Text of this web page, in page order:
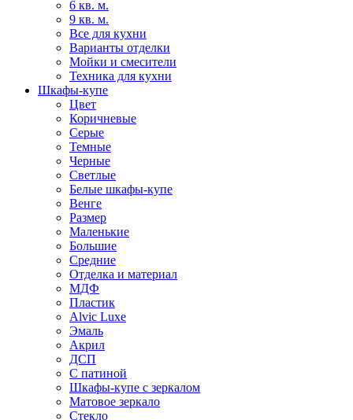
6 кв. м.
9 кв. м.
Все для кухни
Варианты отделки
Мойки и смесители
Техника для кухни
Шкафы-купе
Цвет
Коричневые
Серые
Темные
Черные
Светлые
Белые шкафы-купе
Венге
Размер
Маленькие
Большие
Средние
Отделка и материал
МДФ
Пластик
Alvic Luxe
Эмаль
Акрил
ДСП
С патиной
Шкафы-купе с зеркалом
Матовое зеркало
Стекло